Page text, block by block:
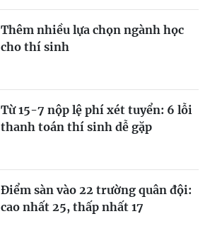
Thêm nhiều lựa chọn ngành học
cho thí sinh
Từ 15-7 nộp lệ phí xét tuyển: 6 lỗi
thanh toán thí sinh dễ gặp
Điểm sàn vào 22 trường quân đội:
cao nhất 25, thấp nhất 17